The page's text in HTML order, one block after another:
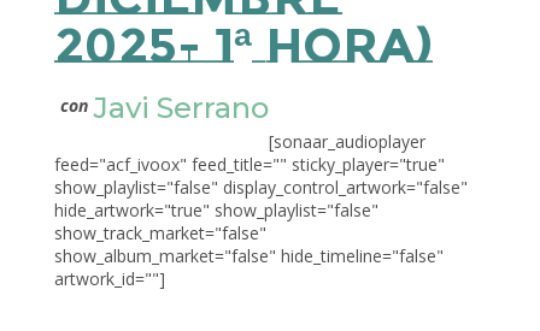
2025- 1ª Hora)
con Javi Serrano
[sonaar_audioplayer
feed="acf_ivoox" feed_title="" sticky_player="true"
show_playlist="false" display_control_artwork="false"
hide_artwork="true" show_playlist="false"
show_track_market="false"
show_album_market="false" hide_timeline="false"
artwork_id=""]